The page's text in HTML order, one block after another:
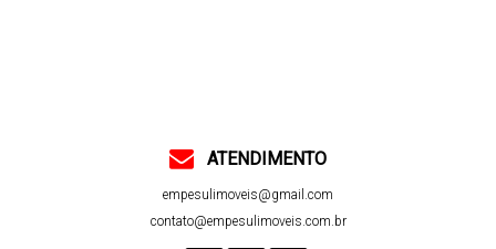
ATENDIMENTO
empesulimoveis@gmail.com
contato@empesulimoveis.com.br